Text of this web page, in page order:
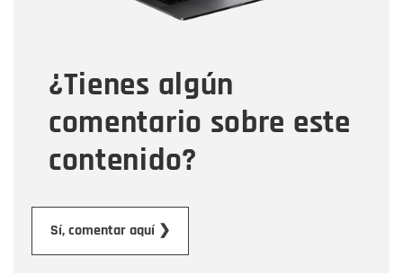
¿Tienes algún
comentario sobre este
contenido?
Sí, comentar aquí ❯
Tipo de comentario
Mensaje